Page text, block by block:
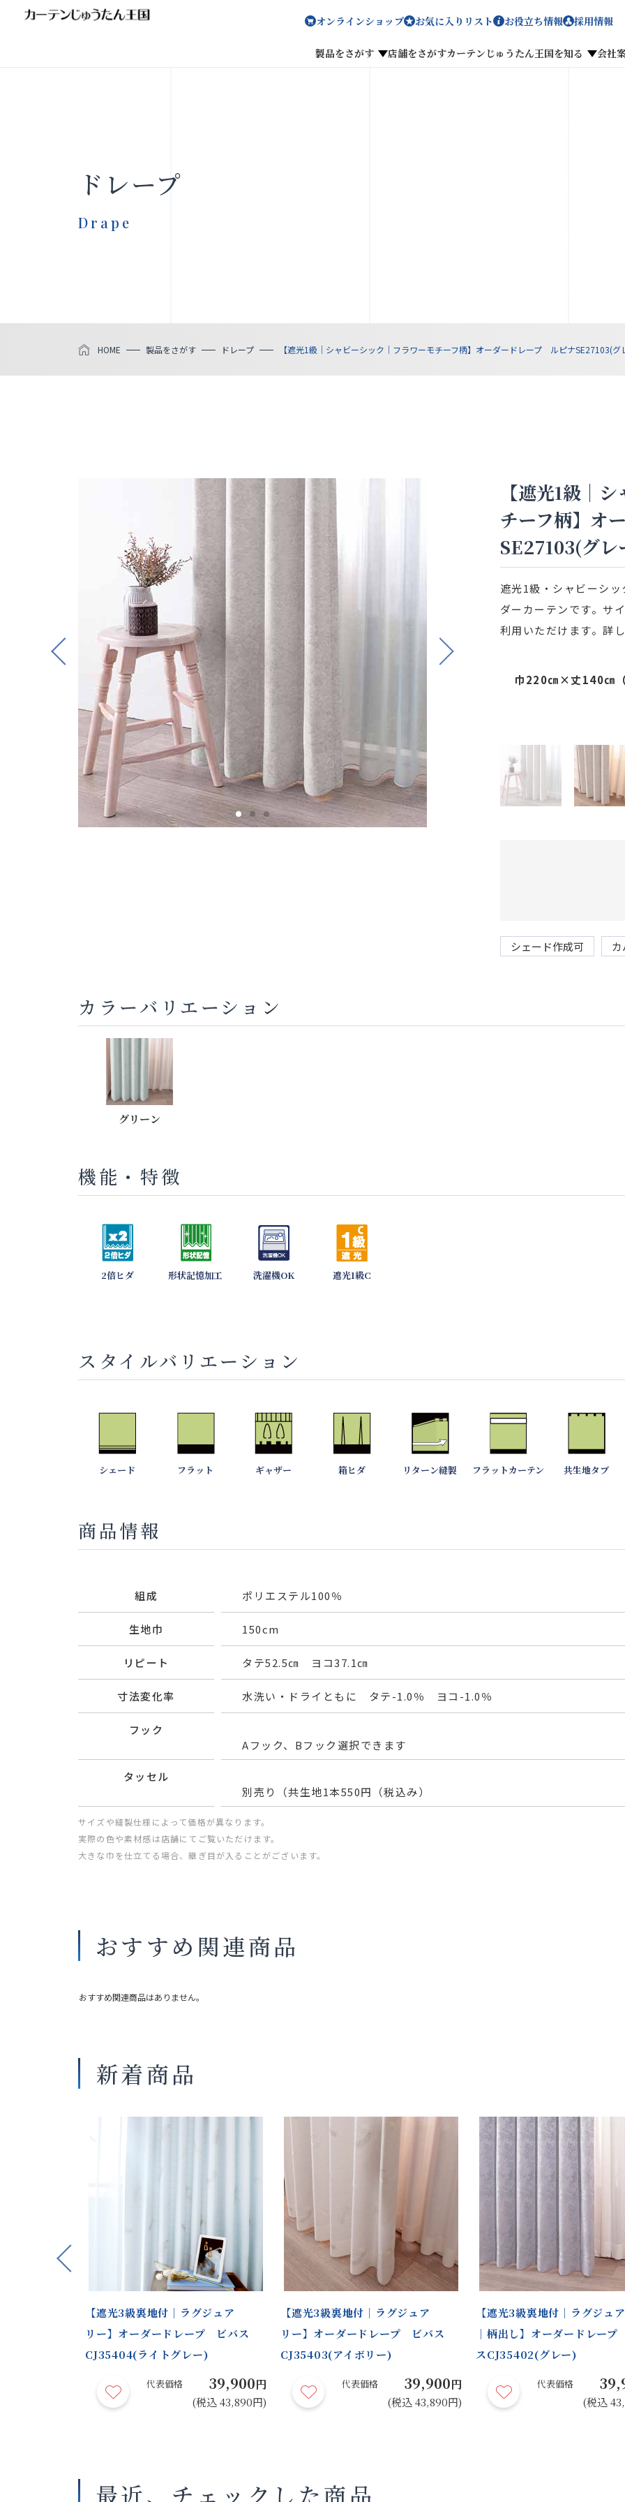
オンラインショップ お気に入りリスト お役立ち情報 採用情報
製品をさがす 店舗をさがすカーテンじゅうたん王国を知る 会社
ドレープ
Drape
HOME 製品をさがす ドレープ 【遮光1級｜シャビーシック｜フラワーモチーフ柄】オーダードレープ ルピナSE27103(グ
Previous Next
【遮光1級｜
チーフ柄】オ
SE27103(グレ
遮光1級・シャビーシ
ダーカーテンです。サ
利用いただけます。詳
巾220㎝×丈140㎝（
シェード作成可
カラーバリエーション
グリーン
機能・特徴
2倍ヒダ 形状記憶加工 洗濯機OK 遮光1級C
スタイルバリエーション
シェード フラット ギャザー 箱ヒダ リターン縫製 フラットカーテン 共生地タブ
商品情報
組成 ポリエステル100％
生地巾 150cm
リピート タテ52.5㎝ ヨコ37.1㎝
寸法変化率 水洗い・ドライともに タテ-1.0％ ヨコ-1.0％
フック
Aフック、Bフック選択できます
タッセル
別売り（共生地1本550円（税込み）
サイズや縫製仕様によって価格が異なります。
実際の色や素材感は店舗にてご覧いただけます。
大きな巾を仕立てる場合、継ぎ目が入ることがございます。
おすすめ関連商品
おすすめ関連商品はありません。
新着商品
Previous
【遮光3級裏地付｜ラグジュア
リー】オーダードレープ ビバス
CJ35404(ライトグレー)
代表価格 39,900円
(税込 43,890円)
【遮光3級裏地付｜ラグジュア
リー】オーダードレープ ビバス
CJ35403(アイボリー)
代表価格 39,900円
(税込 43,890円)
【遮光3級裏地付｜ラグジュ
｜柄出し】オーダードレー
スCJ35402(グレー)
代表価格
(税込
最近、チェックした商品